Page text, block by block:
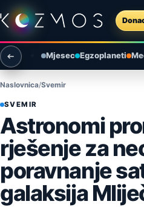
Preskoči na sadržaj
Otvori izbornik
Otvori pretragu
Mjesec Egzoplaneti
Naslovnica Svemir
SVEMIR
Astronomi
rješenje za
poravnanje
galaksija